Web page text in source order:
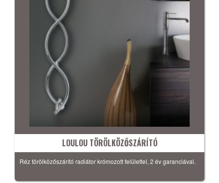
LOULOU TÖRÖLKÖZŐSZÁRÍTÓ
Réz törölközőszárító radiátor krómozott felülettel, 2 év garanciával.